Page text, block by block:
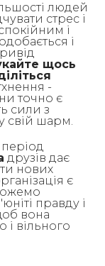
людей
стрес і
і
і
щось
-
точно є
сили з
свій шарм.
друзів дає
нових
є
правду і
вона
і вільного